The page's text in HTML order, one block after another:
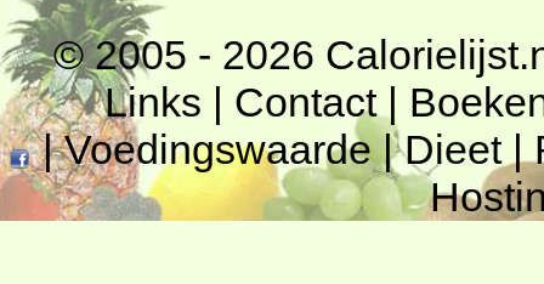
© 2005 - 2026
Links | Contact|
|Voedingswaarde|Dieet|